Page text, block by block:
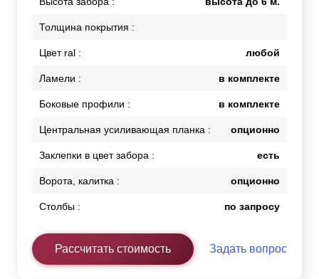
Толщина покрытия :
Цвет ral : любой
Ламели : в комплекте
Боковые профили : в комплекте
Центральная усиливающая планка : опционно
Заклепки в цвет забора : есть
Ворота, калитка : опционно
Столбы : по запросу
Рассчитать стоимость Задать вопрос